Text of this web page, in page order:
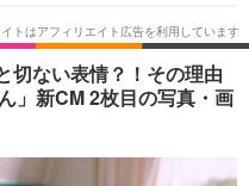
韓国・芸能
スポーツ
グルメ
ショッピング
切ない表情？！その理由
」新CM 2枚目の写真・画